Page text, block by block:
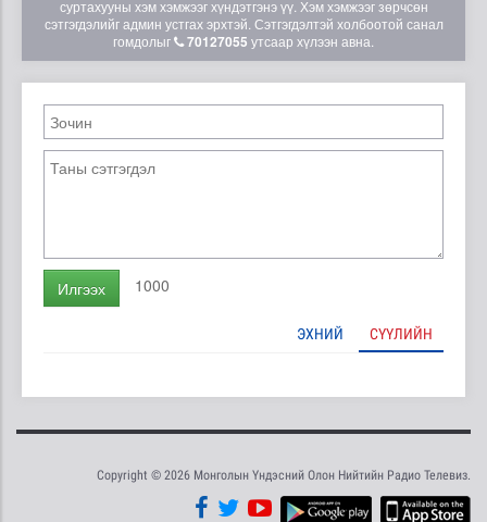
суртахууны хэм хэмжээг хүндэтгэнэ үү. Хэм хэмжээг зөрчсөн
сэтгэгдэлийг админ устгах эрхтэй. Сэтгэгдэлтэй холбоотой санал
гомдолыг
70127055 утсаар хүлээн авна.
Илгээх 1000
ЭХНИЙ СҮҮЛИЙН
Copyright © 2026 Монголын Үндэсний Олон Нийтийн Радио Телевиз.